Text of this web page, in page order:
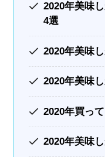
2020年美味
4選
2020年美味
2020年美味
2020年買っ
2020年美味